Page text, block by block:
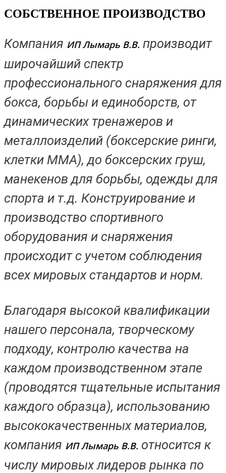
CОБСТВЕННОЕ ПРОИЗВОДСТВО
Компания ИП Лымарь В.В. производит
широчайший спектр
профессионального снаряжения для
бокса, борьбы и единоборств, от
динамических тренажеров и
металлоизделий (боксерские ринги,
клетки MMA), до боксерских груш,
манекенов для борьбы, одежды для
спорта и т.д. Конструирование и
производство спортивного
оборудования и снаряжения
происходит с учетом соблюдения
всех мировых стандартов и норм.
Благодаря высокой квалификации
нашего персонала, творческому
подходу, контролю качества на
каждом производственном этапе
(проводятся тщательные испытания
каждого образца), использованию
высококачественных материалов,
компания ИП Лымарь В.В. относится к
числу мировых лидеров рынка по